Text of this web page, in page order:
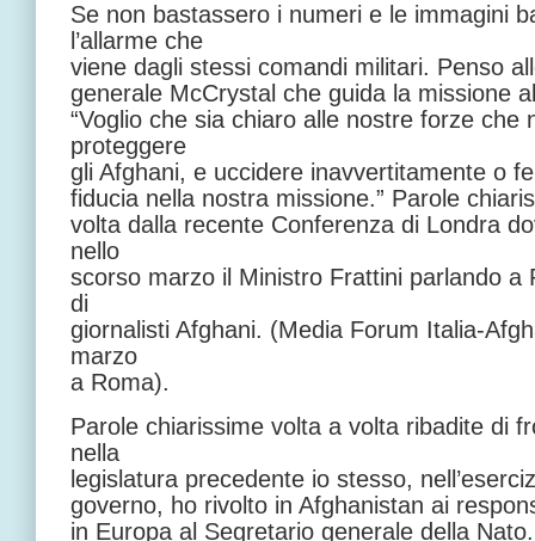
Se non bastassero i numeri e le immagini
l’allarme che
viene dagli stessi comandi militari. Penso
generale McCrystal che guida la missione
“Voglio che sia chiaro alle nostre forze che
proteggere
gli Afghani, e uccidere inavvertitamente o
fiducia nella nostra missione.” Parole
volta dalla recente Conferenza di Londra
nello
scorso marzo il Ministro Frattini parlando a
di
giornalisti Afghani. (Media Forum Italia-
marzo
a Roma).
Parole chiarissime volta a volta ribadite di
nella
legislatura precedente io stesso,
governo, ho rivolto in Afghanistan ai
in Europa al Segretario generale della Nato.